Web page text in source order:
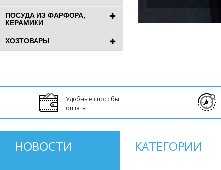
ПОСУДА ИЗ ФАРФОРА,
КЕРАМИКИ
ХОЗТОВАРЫ
Удобные способы
оплаты
НОВОСТИ КАТЕГОРИИ